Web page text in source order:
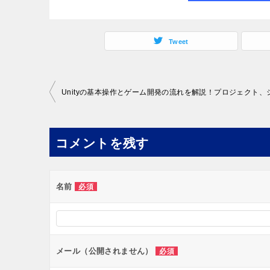
Tweet
投
ナ
ビ
ー
ョ
コメントを残す
名前 必須
メール（公開されません） 必須